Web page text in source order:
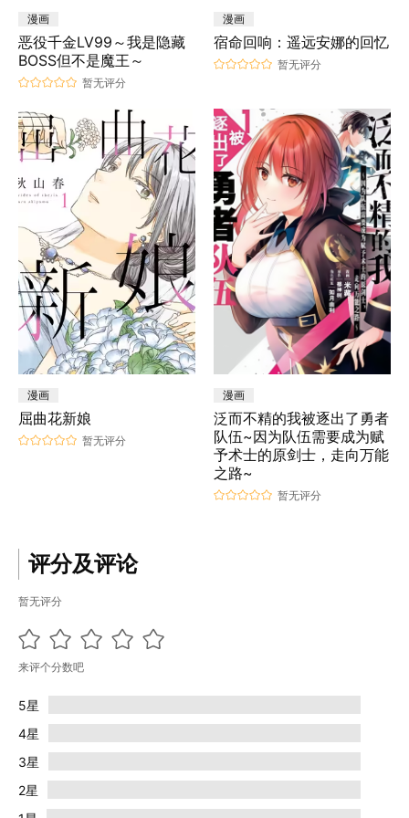
漫画
恶役千金LV99～我是隐藏
BOSS但不是魔王～
暂无评分
漫画
宿命回响：遥远安娜的回忆
暂无评分
漫画
屈曲花新娘
暂无评分
漫画
泛而不精的我被逐出了勇者
队伍~因为队伍需要成为赋
予术士的原剑士，走向万能
之路~
暂无评分
评分及评论
暂无评分
来评个分数吧
5星
4星
3星
2星